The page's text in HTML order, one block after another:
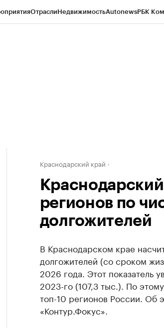
ОтраслиНедвижимостьAutonewsРБК
Краснодарский край
регионов по
долгожителей
В Краснодарском крае
долгожителей (со сроком
2026 года. Этот показатель
2023-го (107,3 тыс.). По
топ-10 регионов России. Об
«Контур.Фокус».